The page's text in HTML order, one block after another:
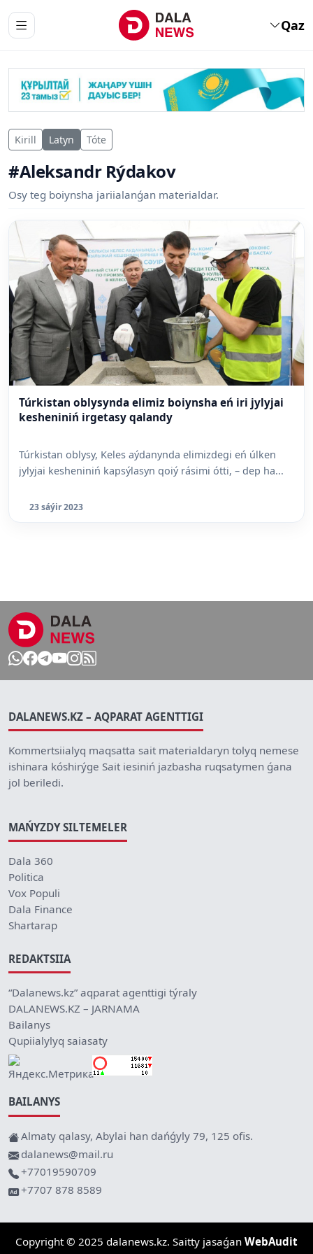
Qaz
Kirill Latyn Tóte
#Aleksandr Rýdakov
Osy teg boiynsha jariialanǵan materialdar.
Túrkistan oblysynda elimiz boiynsha eń iri jylyjai
kesheniniń irgetasy qalandy
Túrkistan oblysy, Keles aýdanynda elimizdegi eń úlken
jylyjai kesheniniń kapsýlasyn qoiý rásimi ótti, – dep ha...
23 sáýir 2023
DALANEWS.KZ – AQPARAT AGENTTIGI
Kommertsiialyq maqsatta sait materialdaryn tolyq nemese
ishinara kóshirýge Sait iesiniń jazbasha ruqsatymen ǵana
jol beriledi.
MAŃYZDY SILTEMELER
Dala 360
Politica
Vox Populi
Dala Finance
Shartarap
REDAKTSIIA
“Dalanews.kz” aqparat agenttigi týraly
DALANEWS.KZ – JARNAMA
Bailanys
Qupiialylyq saiasaty
BAILANYS
Almaty qalasy, Abylai han dańǵyly 79, 125 ofis.
dalanews@mail.ru
+77019590709
+7707 878 8589
Copyright © 2025 dalanews.kz. Saitty jasaǵan WebAudit